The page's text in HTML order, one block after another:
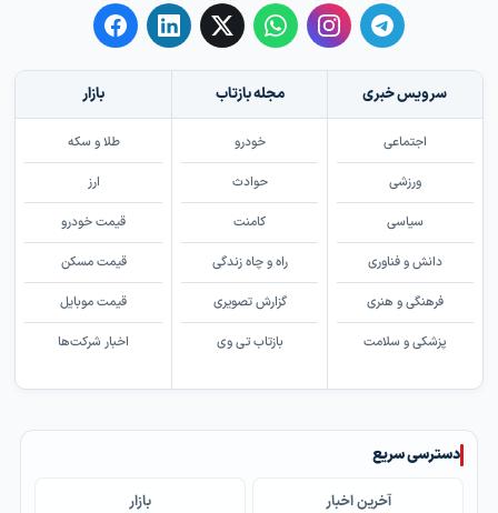
سرویس خبری
اجتماعی
ورزشی
سیاسی
دانش و فناوری
فرهنگی و هنری
پزشکی و سلامت
مجله بازتاب
خودرو
حوادث
کامنت
راه و چاه زندگی
گزارش تصویری
بازتاب تی وی
بازار
طلا و سکه
ارز
قیمت خودرو
قیمت مسکن
قیمت موبایل
اخبار شرکت‌ها
دسترسی سریع
آخرین اخبار بازار